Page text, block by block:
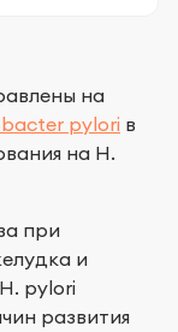
на
pylori в
на H.
при
и
pylori
развития